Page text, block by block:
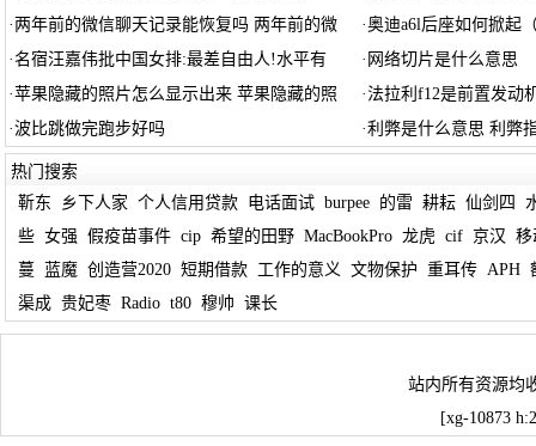
· 两年前的微信聊天记录能恢复吗 两年前的微 ·奥迪a6l后座如何掀起
· 名宿汪嘉伟批中国女排:最差自由人!水平有 · 网络切片是什么意思
·苹果隐藏的照片怎么显示出来 苹果隐藏的照 · 法拉利f12是前置发动
·波比跳做完跑步好吗 ·利弊是什么意思 利弊
热门搜索
靳东
乡下人家 个人信用贷款 电话面试 burpee 的雷 耕耘 仙剑四
些 女强 假疫苗事件 cip 希望的田野 MacBookPro 龙虎 cif 京汉 移
蔓
蓝魔 创造营2020 短期借款 工作的意义 文物保护 重耳传 APH
渠成 贵妃枣 Radio t80 穆帅 课长
站内所有资源均
[xg-10873